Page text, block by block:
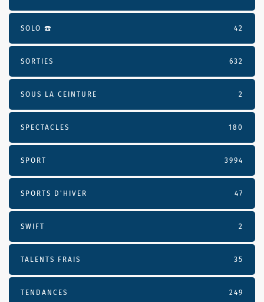
SOLO ☎️ 42
SORTIES 632
SOUS LA CEINTURE 2
SPECTACLES 180
SPORT 3994
SPORTS D'HIVER 47
SWIFT 2
TALENTS FRAIS 35
TENDANCES 249